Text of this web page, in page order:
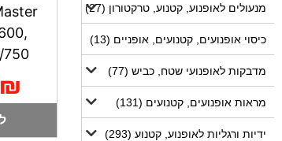
מנעולים לאופנוע, קטנוע, טרקטורון (27)
כיסוי אופנועים, קטנועים, אופניים (13)
מדבקות לאופנועי שטח, כביש (77)
מראות אופנועים, קטנועים (131)
ידיות ורגליות לאופנוע, קטנוע (293)
750